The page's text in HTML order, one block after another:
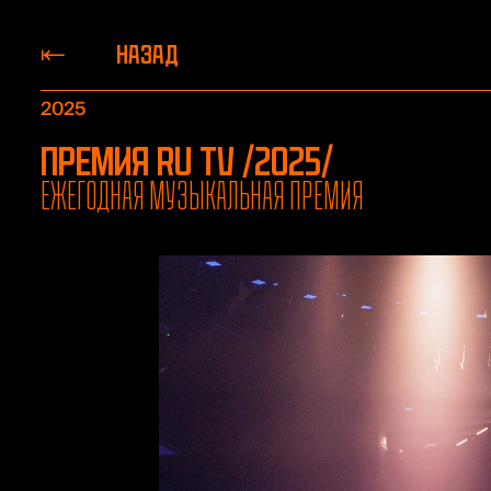
Премия RU TV /2025/
Ежегодная музыкальная премия
НАЗАД
2025